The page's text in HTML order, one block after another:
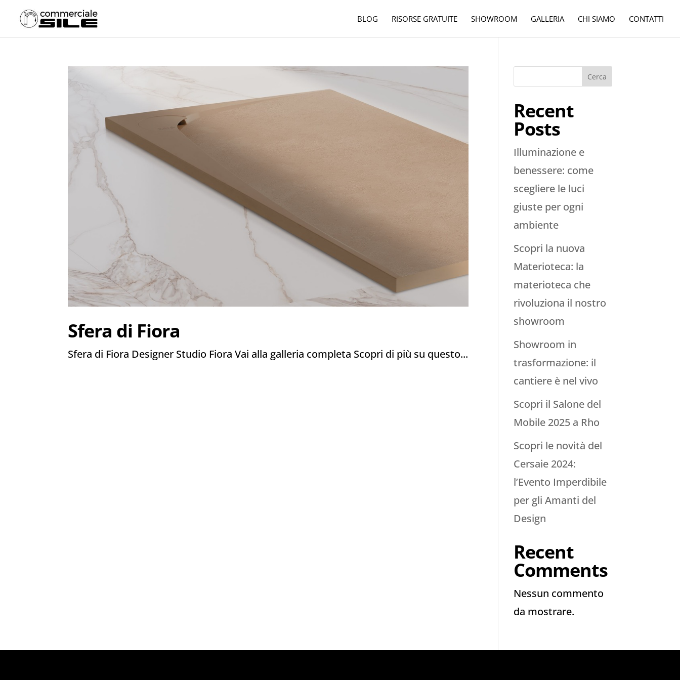
BLOG RISORSE GRATUITE SHOWROOM GALLERIA CHI SIAMO CONTATTI
Sfera di Fiora
Sfera di Fiora Designer Studio Fiora Vai alla galleria completa Scopri di più su questo...
Cerca
Recent
Posts
Illuminazione e
benessere: come
scegliere le luci
giuste per ogni
ambiente
Scopri la nuova
Materioteca: la
materioteca che
rivoluziona il nostro
showroom
Showroom in
trasformazione: il
cantiere è nel vivo
Scopri il Salone del
Mobile 2025 a Rho
Scopri le novità del
Cersaie 2024:
l’Evento Imperdibile
per gli Amanti del
Design
Recent
Comments
Nessun commento
da mostrare.